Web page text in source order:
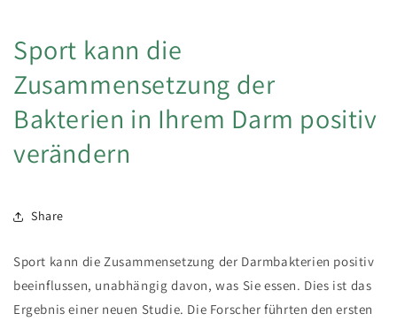
Sport kann die
Zusammensetzung der
Bakterien in Ihrem Darm positiv
verändern
Share
Sport kann die Zusammensetzung der Darmbakterien positiv
beeinflussen, unabhängig davon, was Sie essen. Dies ist das
Ergebnis einer neuen Studie. Die Forscher führten den ersten